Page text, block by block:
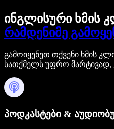
ინგლისური ხმის
რამდენიმე
გამოიყენეთ თქვენი ხმის
სათქმელს უფრო მარტივად,
პოდკასტები &